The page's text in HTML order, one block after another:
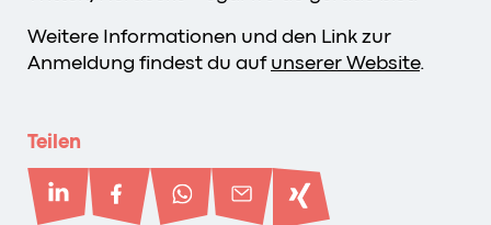
Weitere Informationen und den Link zur
Anmeldung findest du auf unserer Website.
Teilen